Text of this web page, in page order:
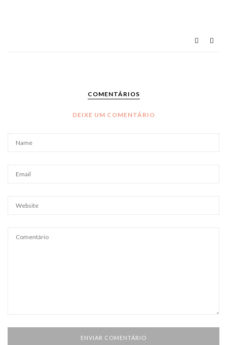
COMENTÁRIOS
DEIXE UM COMENTÁRIO